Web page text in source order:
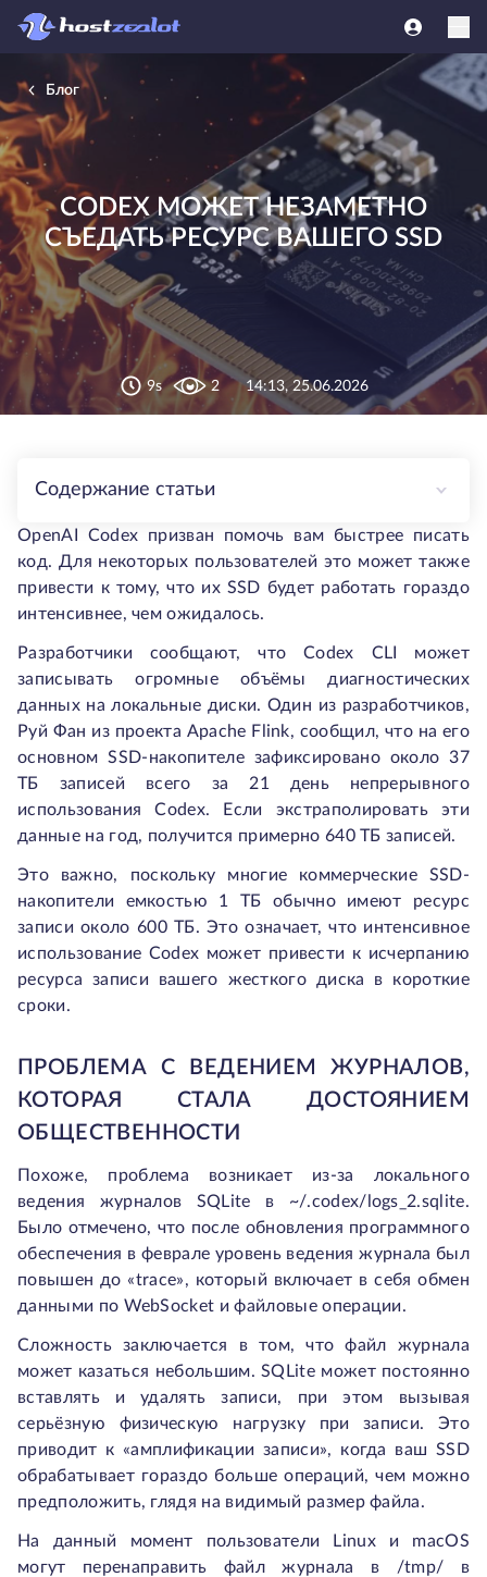
Блог
CODEX МОЖЕТ НЕЗАМЕТНО
СЪЕДАТЬ РЕСУРС ВАШЕГО SSD
9s 2 14:13, 25.06.2026
Содержание статьи
OpenAI Codex призван помочь вам быстрее писать
код. Для некоторых пользователей это может также
привести к тому, что их SSD будет работать гораздо
интенсивнее, чем ожидалось.
Разработчики сообщают, что Codex CLI может
записывать огромные объёмы диагностических
данных на локальные диски. Один из разработчиков,
Руй Фан из проекта Apache Flink, сообщил, что на его
основном SSD-накопителе зафиксировано около 37
ТБ записей всего за 21 день непрерывного
использования Codex. Если экстраполировать эти
данные на год, получится примерно 640 ТБ записей.
Это важно, поскольку многие коммерческие SSD-
накопители емкостью 1 ТБ обычно имеют ресурс
записи около 600 ТБ. Это означает, что интенсивное
использование Codex может привести к исчерпанию
ресурса записи вашего жесткого диска в короткие
сроки.
ПРОБЛЕМА С ВЕДЕНИЕМ ЖУРНАЛОВ,
КОТОРАЯ СТАЛА ДОСТОЯНИЕМ
ОБЩЕСТВЕННОСТИ
Похоже, проблема возникает из-за локального
ведения журналов SQLite в
~/.codex/logs_2.sqlite.
Было отмечено, что после обновления программного
обеспечения в феврале уровень ведения журнала был
повышен до «trace», который включает в себя обмен
данными по WebSocket и файловые операции.
Сложность заключается в том, что файл журнала
может казаться небольшим. SQLite может постоянно
вставлять и удалять записи, при этом вызывая
серьёзную физическую нагрузку при записи. Это
приводит к «амплификации записи», когда ваш SSD
обрабатывает гораздо больше операций, чем можно
предположить, глядя на видимый размер файла.
На данный момент пользователи Linux и macOS
могут перенаправить файл журнала в
/tmp/
в